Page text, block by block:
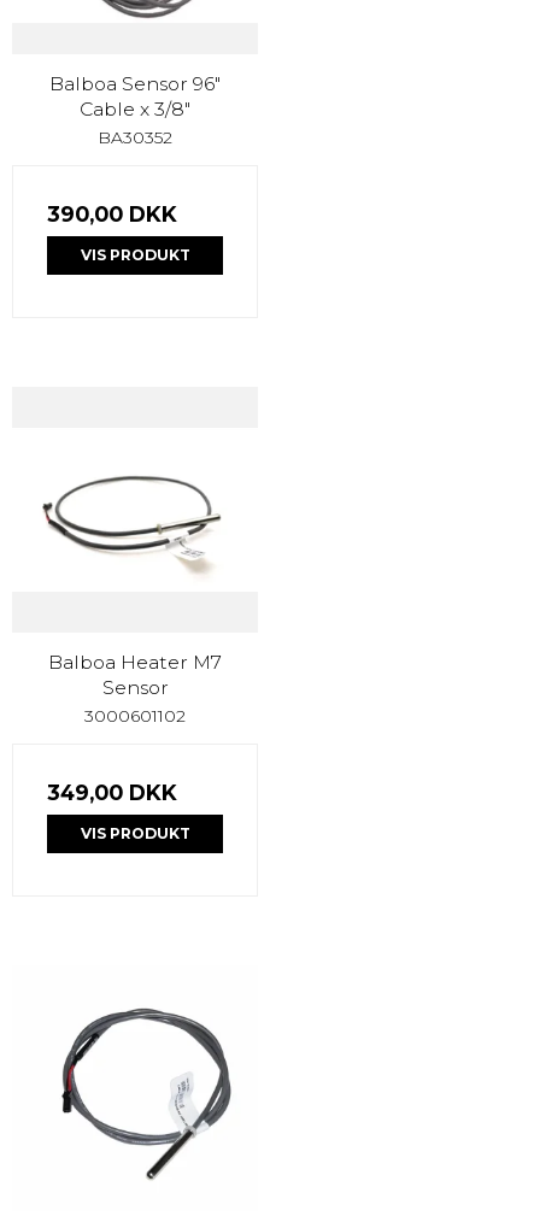
Balboa Sensor 96"
Cable x 3/8"
BA30352
390,00 DKK
VIS PRODUKT
Balboa Heater M7
Sensor
3000601102
349,00 DKK
VIS PRODUKT